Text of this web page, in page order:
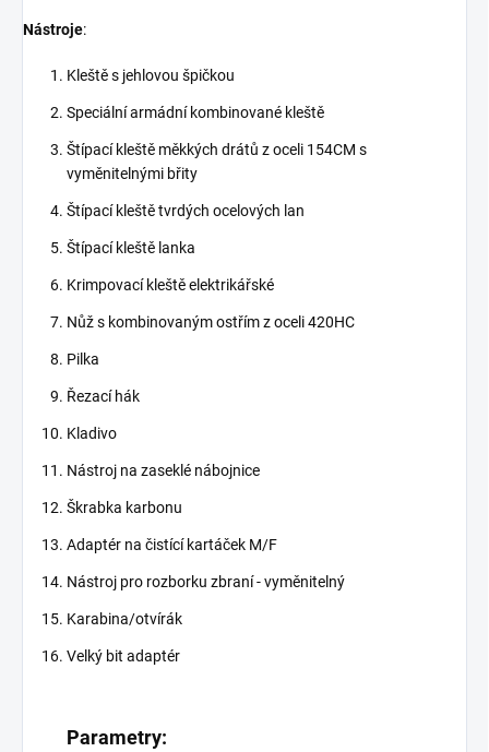
Nástroje:
Kleště s jehlovou špičkou
Speciální armádní kombinované kleště
Štípací kleště měkkých drátů z oceli 154CM s
vyměnitelnými břity
Štípací kleště tvrdých ocelových lan
Štípací kleště lanka
Krimpovací kleště elektrikářské
Nůž s kombinovaným ostřím z oceli 420HC
Pilka
Řezací hák
Kladivo
Nástroj na zaseklé nábojnice
Škrabka karbonu
Adaptér na čistící kartáček M/F
Nástroj pro rozborku zbraní - vyměnitelný
Karabina/otvírák
Velký bit adaptér
Parametry: